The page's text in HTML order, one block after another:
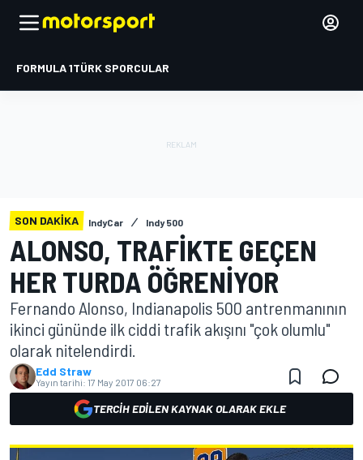
FORMULA 1TÜRK SPORCULAR
SON DAKIKA IndyCar Indy 500
ALONSO, TRAFIKTE GEÇEN
HER TURDA ÖĞRENIYOR
Fernando Alonso, Indianapolis 500 antrenmanının
ikinci gününde ilk ciddi trafik akışını "çok olumlu"
olarak nitelendirdi.
Edd Straw
Yayın tarihi: 17 May 2017 06:27
TERCIH EDILEN KAYNAK OLARAK EKLE